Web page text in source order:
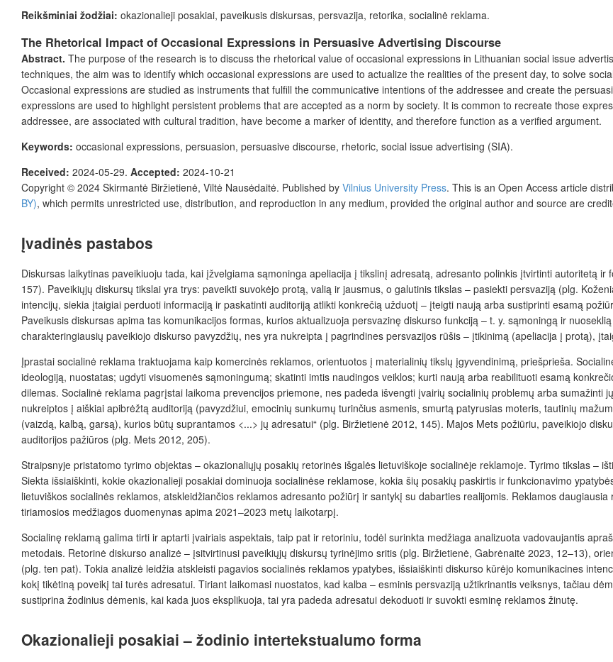
Reikšminiai žodžiai: okazionalieji posakiai, paveikusis diskursas, persvazija, retorika, socialinė reklama.
The Rhetorical Impact of Occasional Expressions in Persuasive Advertising Discourse
Abstract. The purpose of the research is to discuss the rhetorical value of occasional expressions in Lithuanian social issue
techniques, the aim was to identify which occasional expressions are used to actualize the realities of the present day, to solve
Occasional expressions are studied as instruments that fulfill the communicative intentions of the addressee and create the
expressions are used to highlight persistent problems that are accepted as a norm by society. It is common to recreate those
addressee, are associated with cultural tradition, have become a marker of identity, and therefore function as a verified argument.
Keywords: occasional expressions, persuasion, persuasive discourse, rhetoric, social issue advertising (SIA).
Received: 2024-05-29. Accepted: 2024-10-21
Copyright © 2024 Skirmantė Biržietienė, Viltė Nausėdaitė. Published by Vilnius University Press. This is an Open Access article
BY), which permits unrestricted use, distribution, and reproduction in any medium, provided the original author and source are
Įvadinės pastabos
Diskursas laikytinas paveikiuoju tada, kai įžvelgiama sąmoninga apeliacija į tikslinį adresatą, adresanto polinkis įtvirtinti autoritetą ir
157). Paveikiųjų diskursų tikslai yra trys: paveikti suvokėjo protą, valią ir jausmus, o galutinis tikslas – pasiekti persvaziją (plg.
intencijų, siekia įtaigiai perduoti informaciją ir paskatinti auditoriją atlikti konkrečią užduotį – įteigti naują arba sustiprinti esamą
Paveikusis diskursas apima tas komunikacijos formas, kurios aktualizuoja persvazinę diskurso funkciją – t. y. sąmoningą ir
charakteringiausių paveikiojo diskurso pavyzdžių, nes yra nukreipta į pagrindines persvazijos rūšis – įtikinimą (apeliacija į protą),
Įprastai socialinė reklama traktuojama kaip komercinės reklamos, orientuotos į materialinių tikslų įgyvendinimą, priešprieša.
ideologiją, nuostatas; ugdyti visuomenės sąmoningumą; skatinti imtis naudingos veiklos; kurti naują arba reabilituoti esamą
dilemas. Socialinė reklama pagrįstai laikoma prevencijos priemone, nes padeda išvengti įvairių socialinių problemų arba sumažinti
nukreiptos į aiškiai apibrėžtą auditoriją (pavyzdžiui, emocinių sunkumų turinčius asmenis, smurtą patyrusias moteris, tautinių
(vaizdą, kalbą, garsą), kurios būtų suprantamos <...> jų adresatui“ (plg. Biržietienė 2012, 145). Majos Mets požiūriu, paveikiojo
auditorijos pažiūros (plg. Mets 2012, 205).
Straipsnyje pristatomo tyrimo objektas – okazionaliųjų posakių retorinės išgalės lietuviškoje socialinėje reklamoje. Tyrimo tikslas –
Siekta išsiaiškinti, kokie okazionalieji posakiai dominuoja socialinėse reklamose, kokia šių posakių paskirtis ir funkcionavimo
lietuviškos socialinės reklamos, atskleidžiančios reklamos adresanto požiūrį ir santykį su dabarties realijomis. Reklamos
tiriamosios medžiagos duomenynas apima 2021–2023 metų laikotarpį.
Socialinę reklamą galima tirti ir aptarti įvairiais aspektais, taip pat ir retoriniu, todėl surinkta medžiaga analizuota vadovaujantis
metodais. Retorinė diskurso analizė – įsitvirtinusi paveikiųjų diskursų tyrinėjimo sritis (plg. Biržietienė, Gabrėnaitė 2023, 12–13),
(plg. ten pat). Tokia analizė leidžia atskleisti pagavios socialinės reklamos ypatybes, išsiaiškinti diskurso kūrėjo komunikacines
kokį tikėtiną poveikį tai turės adresatui. Tiriant laikomasi nuostatos, kad kalba – esminis persvaziją užtikrinantis veiksnys, tačiau
sustiprina žodinius dėmenis, kai kada juos eksplikuoja, tai yra padeda adresatui dekoduoti ir suvokti esminę reklamos žinutę.
Okazionalieji posakiai – žodinio intertekstualumo forma